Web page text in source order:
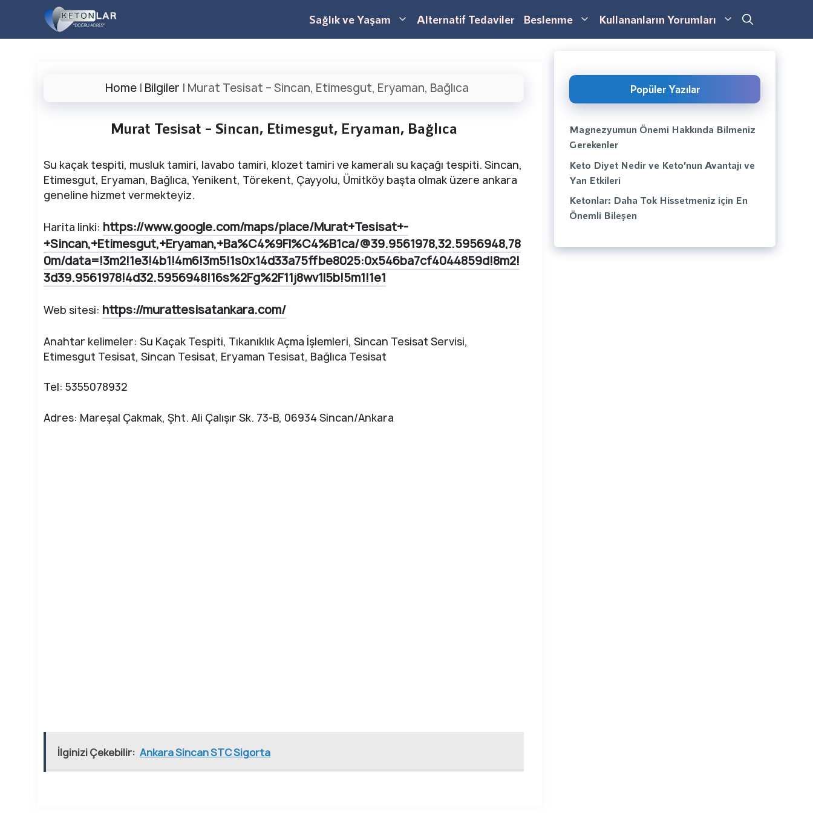
Sağlık ve Yaşam Alternatif Tedaviler Beslenme Kullananların Yorumları
Home| Bilgiler | Murat Tesisat – Sincan, Etimesgut, Eryaman, Bağlıca
Murat Tesisat – Sincan, Etimesgut, Eryaman, Bağlıca
Su kaçak tespiti, musluk tamiri, lavabo tamiri, klozet tamiri ve kameralı su kaçağı tespiti. Sincan,
Etimesgut, Eryaman, Bağlıca, Yenikent, Törekent, Çayyolu, Ümitköy başta olmak üzere ankara
geneline hizmet vermekteyiz.
Harita linki: https://www.google.com/maps/place/Murat+Tesisat+-
+Sincan,+Etimesgut,+Eryaman,+Ba%C4%9Fl%C4%B1ca/@39.9561978,32.5956948,78
0m/data=!3m2!1e3!4b1!4m6!3m5!1s0x14d33a75ffbe8025:0x546ba7cf4044859d!8m2!
3d39.9561978!4d32.5956948!16s%2Fg%2F11j8wv1l5b!5m1!1e1
Web sitesi: https://murattesisatankara.com/
Anahtar kelimeler: Su Kaçak Tespiti, Tıkanıklık Açma İşlemleri, Sincan Tesisat Servisi,
Etimesgut Tesisat, Sincan Tesisat, Eryaman Tesisat, Bağlıca Tesisat
Tel: 5355078932
Adres: Mareşal Çakmak, Şht. Ali Çalışır Sk. 73-B, 06934 Sincan/Ankara
İlginizi Çekebilir: Ankara Sincan STC Sigorta
Popüler Yazılar
Magnezyumun Önemi Hakkında Bilmeniz
Gerekenler
Keto Diyet Nedir ve Keto’nun Avantajı ve
Yan Etkileri
Ketonlar: Daha Tok Hissetmeniz için En
Önemli Bileşen